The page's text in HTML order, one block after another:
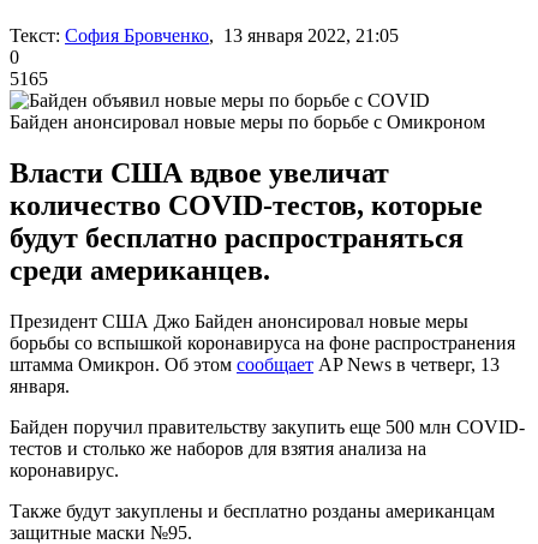
Текст: София Бровченко, 13 января 2022, 21:05
0
5165
Байден анонсировал новые меры по борьбе с Омикроном
Власти США вдвое увеличат
количество COVID-тестов, которые
будут бесплатно распространяться
среди американцев.
Президент США Джо Байден анонсировал новые меры
борьбы со вспышкой коронавируса на фоне распространения
штамма Омикрон. Об этом сообщает AP News в четверг, 13
января.
Байден поручил правительству закупить еще 500 млн COVID-
тестов и столько же наборов для взятия анализа на
коронавирус.
Также будут закуплены и бесплатно розданы американцам
защитные маски №95.